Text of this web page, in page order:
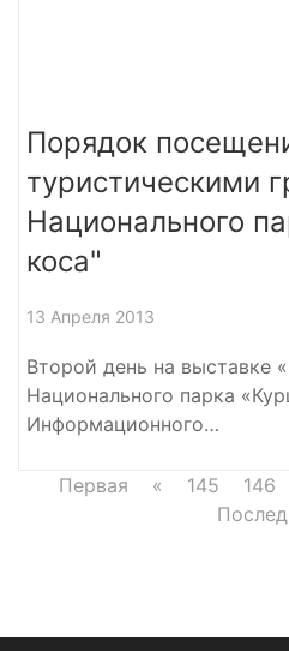
Порядок
туристическими
Национального
коса"
13 Апреля 2013
Второй день на выставке
Национального парка
Информационного…
Первая « 145 146